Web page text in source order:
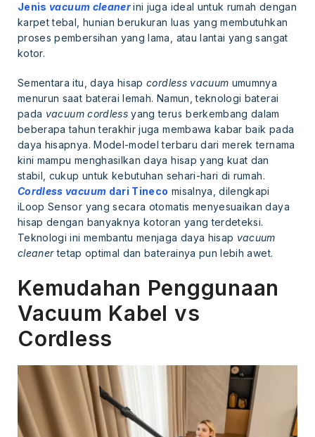
Jenis vacuum cleanerini juga ideal untuk rumah dengan
karpet tebal, hunian berukuran luas yang membutuhkan
proses pembersihan yang lama, atau lantai yang sangat
kotor.
Sementara itu, daya hisap cordless vacuum umumnya
menurun saat baterai lemah. Namun, teknologi baterai
pada vacuum cordless yang terus berkembang dalam
beberapa tahun terakhir juga membawa kabar baik pada
daya hisapnya. Model-model terbaru dari merek ternama
kini mampu menghasilkan daya hisap yang kuat dan
stabil, cukup untuk kebutuhan sehari-hari di rumah.
Cordless vacuum dari Tineco misalnya, dilengkapi
iLoop Sensor yang secara otomatis menyesuaikan daya
hisap dengan banyaknya kotoran yang terdeteksi.
Teknologi ini membantu menjaga daya hisap vacuum
cleanertetap optimal dan baterainya pun lebih awet.
Kemudahan Penggunaan
Vacuum Kabel vs
Cordless